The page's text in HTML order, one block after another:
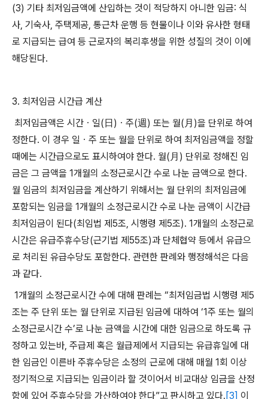
(3) 기타 최저임금액에 산입하는 것이 적당하지 아니한 임금: 식
사, 기숙사, 주택제공, 통근차 운행 등 현물이나 이와 유사한 형태
로 지급되는 급여 등 근로자의 복리후생을 위한 성질의 것이 이에
해당된다.
3. 최저임금 시간급 계산
최저임금액은 시간ㆍ일(日) ㆍ주(週) 또는 월(月 )을 단위로 하여
정한다. 이 경우 일ㆍ주 또는 월을 단위로 하여 최저임금액을 정할
때에는 시간급으로도 표시하여야 한다. 월(月 ) 단위로 정해진 임
금은 그 금액을 1개월의 소정근로시간 수로 나눈 금액으로 한다.
월 임금의 최저임금을 계산하기 위해서는 월 단위의 최저임금에
포함되는 임금을 1개월의 소정근로시간 수로 나눈 금액이 시간급
최저임금이 된다(최임법 제 5조, 시행령 제 5조). 1개월의 소정근로
시간은 유급주휴수당(근기법 제 55조)과 단체협약 등에서 유급으
로 처리된 유급수당도 포함한다. 관련한 판례와 행정해석은 다음
과 같다.
1개월의 소정근로시간 수에 대해 판례는 “최저임금법 시행령 제 5
조는 주 단위 또는 월 단위로 지급된 임금에 대하여 ‘1주 또는 월의
소정근로시간 수’로 나눈 금액을 시간에 대한 임금으로 하도록 규
정하고 있는바, 주급제 혹은 월급제에서 지급되는 유급휴일에 대
한 임금인 이른바 주휴수당은 소정의 근로에 대해 매월 1회 이상
정기적으로 지급되는 임금이라 할 것이어서 비교대상 임금을 산정
함에 있어 주휴수당을 가산하여야 한다”고 판시하고 있다. [3] 이